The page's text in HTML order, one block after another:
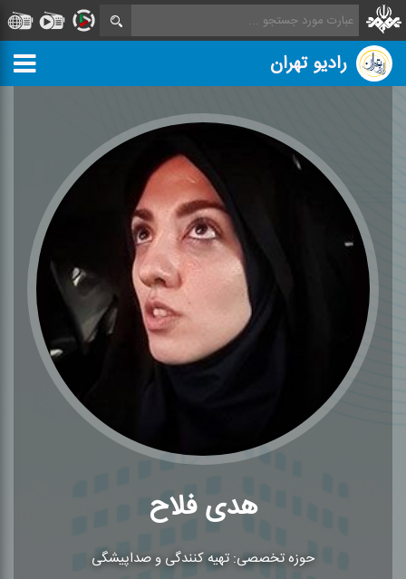
رادیو تهران
هدی فلاح
حوزه تخصصی: تهیه كنندگی و صداپیشگی